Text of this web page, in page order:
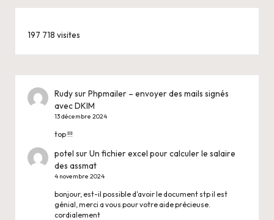
197 718 visites
RudysurPhpmailer – envoyer des mails signés
avec DKIM
13 décembre 2024
top !!!
potel surUn fichier excel pour calculer le salaire
des assmat
4 novembre 2024
bonjour, est-il possible d'avoir le document stp il est
génial, merci a vous pour votre aide précieuse.
cordialement